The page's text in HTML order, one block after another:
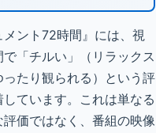
メント72時間』には、視
「チルい」（リラックス
ったり観られる）という評
ています。これは単なる
評価ではなく、番組の映像